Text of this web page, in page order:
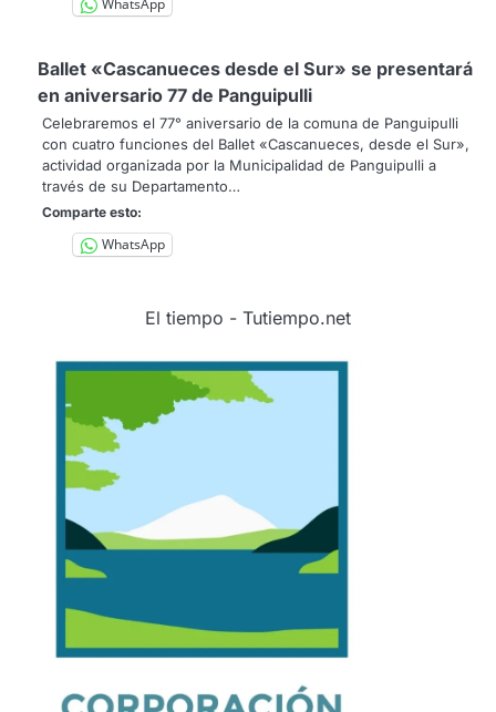
WhatsApp
Ballet «Cascanueces desde el Sur» se presentará
en aniversario 77 de Panguipulli
Celebraremos el 77° aniversario de la comuna de Panguipulli
con cuatro funciones del Ballet «Cascanueces, desde el Sur»,
actividad organizada por la Municipalidad de Panguipulli a
través de su Departamento…
Comparte esto:
WhatsApp
El tiempo - Tutiempo.net